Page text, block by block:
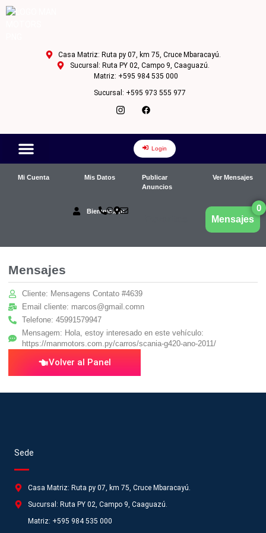
Casa Matriz: Ruta py 07, km 75, Cruce Mbaracayú.
Sucursal: Ruta PY 02, Campo 9, Caaguazú.
Matriz: +595 984 535 000
Sucursal: +595 973 555 977
Login
Mi Cuenta Mis Datos
Publicar
Anuncios
Ver Mensajes
Bienvenido:
Mensajes
0
Mensajes
Cliente: Mensagens Contato #4639
Email cliente: marcos@gmail.comn
Telefone: 45991579947
Mensagem: Hola, estoy interesado en este vehículo:
https://manmotors.com.py/carros/scania-g420-ano-2011/
Volver al Panel
Sede
Casa Matriz: Ruta py 07, km 75, Cruce Mbaracayú.
Sucursal: Ruta PY 02, Campo 9, Caaguazú.
Matriz: +595 984 535 000